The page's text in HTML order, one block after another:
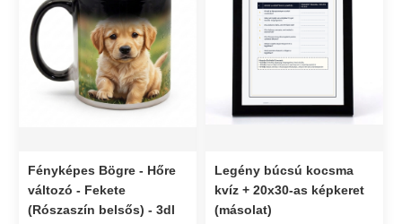
Fényképes Bögre - Hőre
változó - Fekete
(Rószaszín belsős) - 3dl
Legény búcsú kocsma
kvíz + 20x30-as képkeret
(másolat)